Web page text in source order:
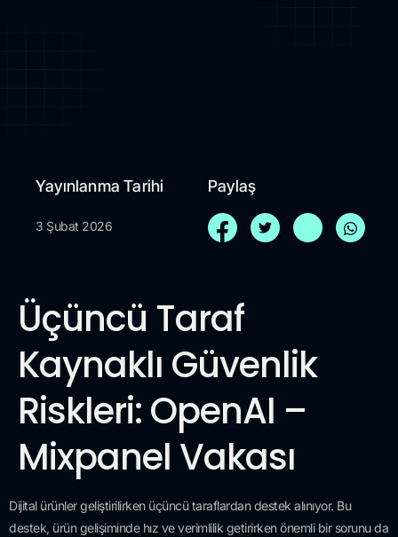
Yayınlanma Tarihi
3 Şubat 2026
Paylaş
Üçüncü Taraf
Kaynaklı Güvenlik
Riskleri: OpenAI –
Mixpanel Vakası
Dijital ürünler geliştirilirken üçüncü taraflardan destek alınıyor. Bu
destek, ürün gelişiminde hız ve verimlilik getirirken önemli bir sorunu da